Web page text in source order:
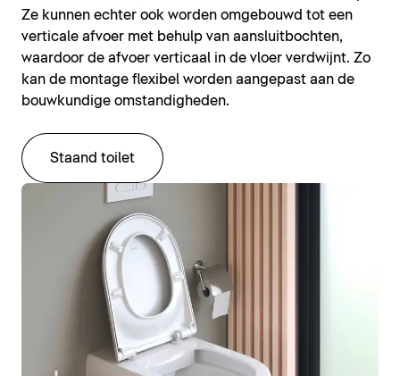
Ze kunnen echter ook worden omgebouwd tot een
verticale afvoer met behulp van aansluitbochten,
waardoor de afvoer verticaal in de vloer verdwijnt. Zo
kan de montage flexibel worden aangepast aan de
bouwkundige omstandigheden.
Staand toilet